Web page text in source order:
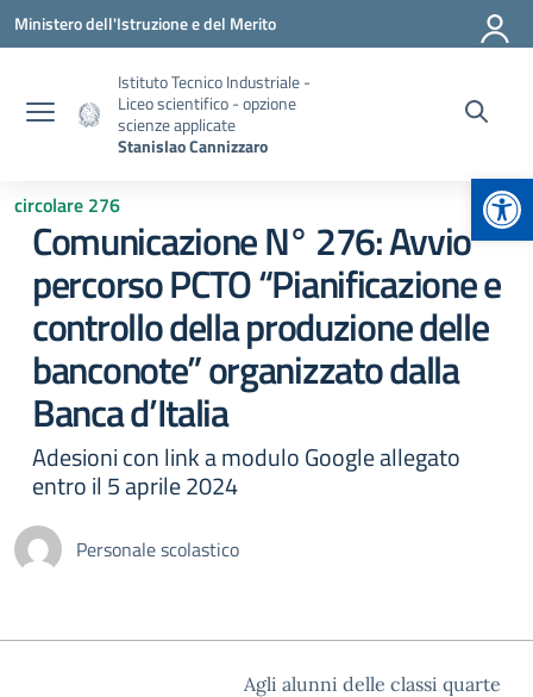
Vai ai contenuti
Vai al menu di navigazione
Vai al footer
Ministero dell'Istruzione e del Merito
Istituto Tecnico Industriale -
Liceo scientifico - opzione
scienze applicate
Stanislao Cannizzaro
circolare 276
Comunicazione N° 276: Avvio
percorso PCTO “Pianificazione e
controllo della produzione delle
banconote” organizzato dalla
Banca d’Italia
Adesioni con link a modulo Google allegato
entro il 5 aprile 2024
Personale scolastico
Agli alunni delle classi quarte